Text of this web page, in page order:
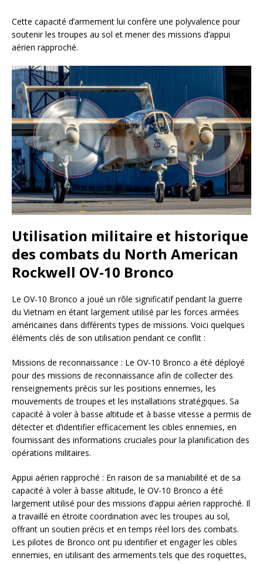
Cette capacité d’armement lui confère une polyvalence pour
soutenir les troupes au sol et mener des missions d’appui
aérien rapproché.
Utilisation militaire et historique
des combats du North American
Rockwell OV-10 Bronco
Le OV-10 Bronco a joué un rôle significatif pendant la guerre
du Vietnam en étant largement utilisé par les forces armées
américaines dans différents types de missions. Voici quelques
éléments clés de son utilisation pendant ce conflit :
Missions de reconnaissance : Le OV-10 Bronco a été déployé
pour des missions de reconnaissance afin de collecter des
renseignements précis sur les positions ennemies, les
mouvements de troupes et les installations stratégiques. Sa
capacité à voler à basse altitude et à basse vitesse a permis de
détecter et d’identifier efficacement les cibles ennemies, en
fournissant des informations cruciales pour la planification des
opérations militaires.
Appui aérien rapproché : En raison de sa maniabilité et de sa
capacité à voler à basse altitude, le OV-10 Bronco a été
largement utilisé pour des missions d’appui aérien rapproché. Il
a travaillé en étroite coordination avec les troupes au sol,
offrant un soutien précis et en temps réel lors des combats.
Les pilotes de Bronco ont pu identifier et engager les cibles
ennemies, en utilisant des armements tels que des roquettes,